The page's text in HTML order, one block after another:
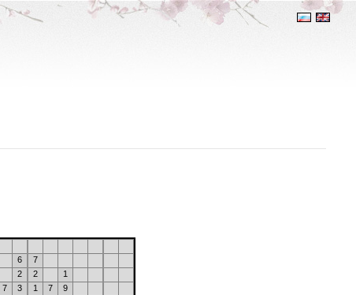
6
7
2 2
1
7 3 1 7
9